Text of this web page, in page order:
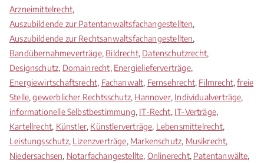
Arzneimittelrecht,
Auszubildende zur Patentanwaltsfachangestellten,
Auszubildende zur Rechtsanwaltsfachangestellten,
Bandübernahmeverträge, Bildrecht, Datenschutzrecht,
Designschutz, Domainrecht, Energielieferverträge,
Energiewirtschaftsrecht, Fachanwalt, Fernsehrecht, Filmrecht,freie
Stelle,gewerblicher Rechtsschutz, Hannover, Individualverträge,
informationelle Selbstbestimmung, IT-Recht, IT-Verträge,
Kartellrecht, Künstler, Künstlerverträge, Lebensmittelrecht,
Leistungsschutz, Lizenzverträge, Markenschutz, Musikrecht,
Niedersachsen, Notarfachangestellte, Onlinerecht, Patentanwälte,